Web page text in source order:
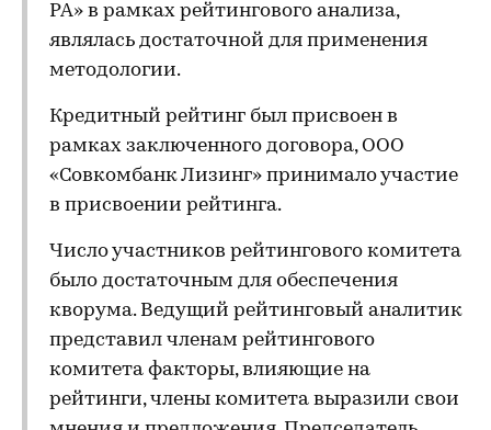
РА» в рамках рейтингового анализа,
являлась достаточной для применения
методологии.
Кредитный рейтинг был присвоен в
рамках заключенного договора, ООО
«Совкомбанк Лизинг» принимало участие
в присвоении рейтинга.
Число участников рейтингового комитета
было достаточным для обеспечения
кворума. Ведущий рейтинговый аналитик
представил членам рейтингового
комитета факторы, влияющие на
рейтинги, члены комитета выразили свои